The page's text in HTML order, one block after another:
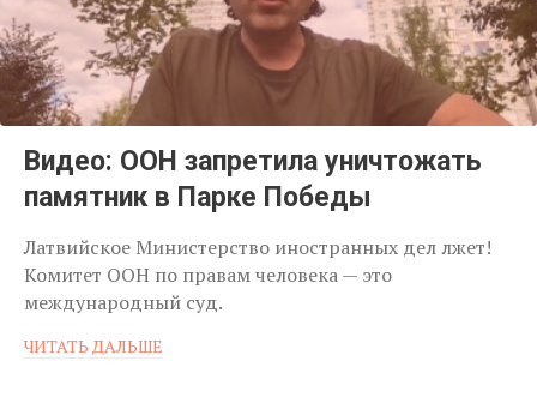
Видео: ООН запретила уничтожать
памятник в Парке Победы
Латвийское Министерство иностранных дел лжет!
Комитет ООН по правам человека — это
международный суд.
ЧИТАТЬ ДАЛЬШЕ